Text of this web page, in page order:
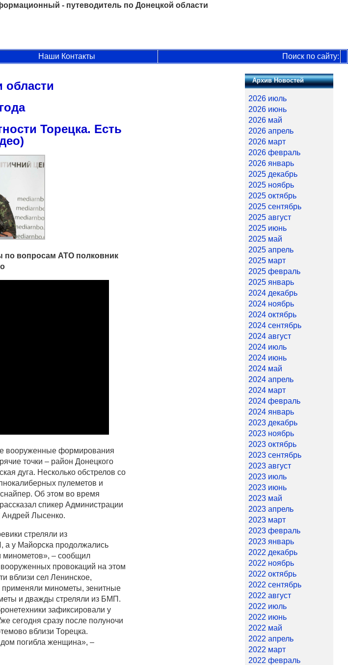
- путеводитель по Донецкой области
Наши Контакты Поиск по сайту:
области
Торецка. Есть
по вопросам АТО полковник
вооруженные формирования
точки – район Донецкого
дуга. Несколько обстрелов со
пулеметов и
Об этом во время
спикер Администрации
Андрей Лысенко.
стреляли из
а у Майорска продолжались
минометов», – сообщил
провокаций на этом
вблизи сел Ленинское,
применяли минометы, зенитные
и дважды стреляли из БМП.
зафиксировали у
сегодня сразу после полуночи
вблизи Торецка.
погибла женщина», –
Архив Новостей
2026 июль
2026 июнь
2026 май
2026 апрель
2026 март
2026 февраль
2026 январь
2025 декабрь
2025 ноябрь
2025 октябрь
2025 сентябрь
2025 август
2025 июнь
2025 май
2025 апрель
2025 март
2025 февраль
2025 январь
2024 декабрь
2024 ноябрь
2024 октябрь
2024 сентябрь
2024 август
2024 июль
2024 июнь
2024 май
2024 апрель
2024 март
2024 февраль
2024 январь
2023 декабрь
2023 ноябрь
2023 октябрь
2023 сентябрь
2023 август
2023 июль
2023 июнь
2023 май
2023 апрель
2023 март
2023 февраль
2023 январь
2022 декабрь
2022 ноябрь
2022 октябрь
2022 сентябрь
2022 август
2022 июль
2022 июнь
2022 май
2022 апрель
2022 март
2022 февраль